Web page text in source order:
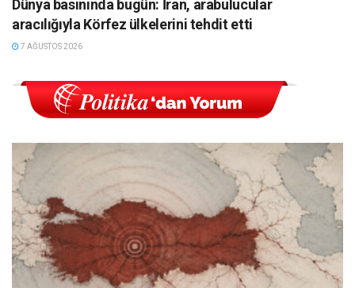
Dünya basınında bugün: İran, arabulucular
aracılığıyla Körfez ülkelerini tehdit etti
7 AĞUSTOS 2026